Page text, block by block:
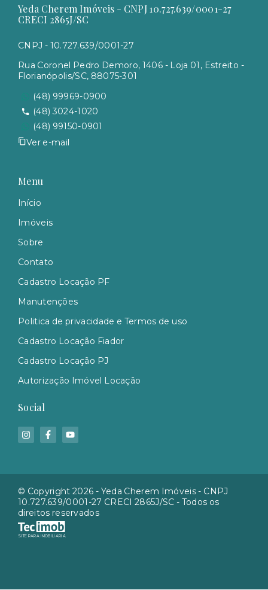
Yeda Cherem Imóveis - CNPJ 10.727.639/0001-27
CRECI 2865J/SC
CNPJ - 10.727.639/0001-27
Rua Coronel Pedro Demoro, 1406 - Loja 01, Estreito -
Florianópolis/SC, 88075-301
(48) 99969-0900
(48) 3024-1020
(48) 99150-0901
Ver e-mail
Menu
Início
Imóveis
Sobre
Contato
Cadastro Locação PF
Manutenções
Politica de privacidade e Termos de uso
Cadastro Locação Fiador
Cadastro Locação PJ
Autorização Imóvel Locação
Social
© Copyright 2026 - Yeda Cherem Imóveis - CNPJ
10.727.639/0001-27 CRECI 2865J/SC - Todos os
direitos reservados
SITE PARA IMOBILIARIA